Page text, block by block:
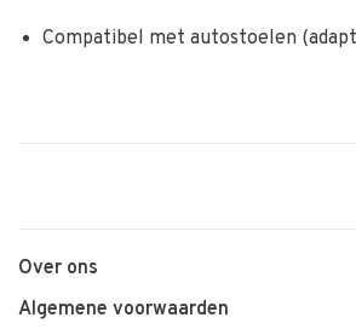
Compatibel met autostoelen
Over ons
Algemene voorwaarden